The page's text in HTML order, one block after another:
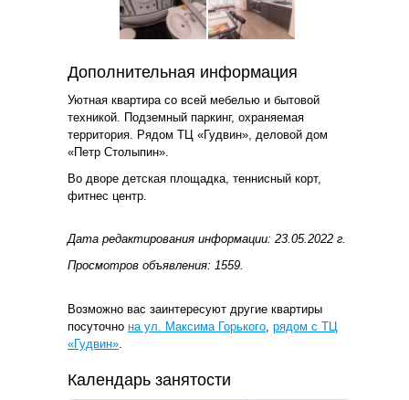
Дополнительная информация
Уютная квартира со всей мебелью и бытовой
техникой. Подземный паркинг, охраняемая
территория. Рядом ТЦ «Гудвин», деловой дом
«Петр Столыпин».
Во дворе детская площадка, теннисный корт,
фитнес центр.
Дата редактирования информации: 23.05.2022 г.
Просмотров объявления: 1559.
Возможно вас заинтересуют другие квартиры
посуточно на ул. Максима Горького рядом с ТЦ
«Гудвин»
Календарь занятости